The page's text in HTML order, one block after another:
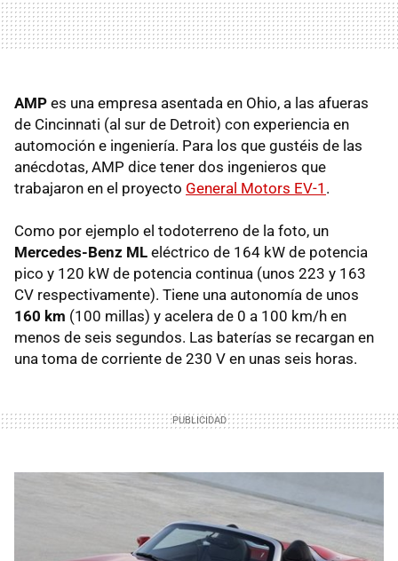
AMP es una empresa asentada en Ohio, a las afueras
de Cincinnati (al sur de Detroit) con experiencia en
automoción e ingeniería. Para los que gustéis de las
anécdotas, AMP dice tener dos ingenieros que
trabajaron en el proyecto General Motors EV-1 .
Como por ejemplo el todoterreno de la foto, un
Mercedes-Benz ML eléctrico de 164 kW de potencia
pico y 120 kW de potencia continua (unos 223 y 163
CV respectivamente). Tiene una autonomía de unos
160 km (100 millas) y acelera de 0 a 100 km/h en
menos de seis segundos. Las baterías se recargan en
una toma de corriente de 230 V en unas seis horas.